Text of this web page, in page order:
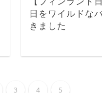
日をワイルドな
きました
3 4 5